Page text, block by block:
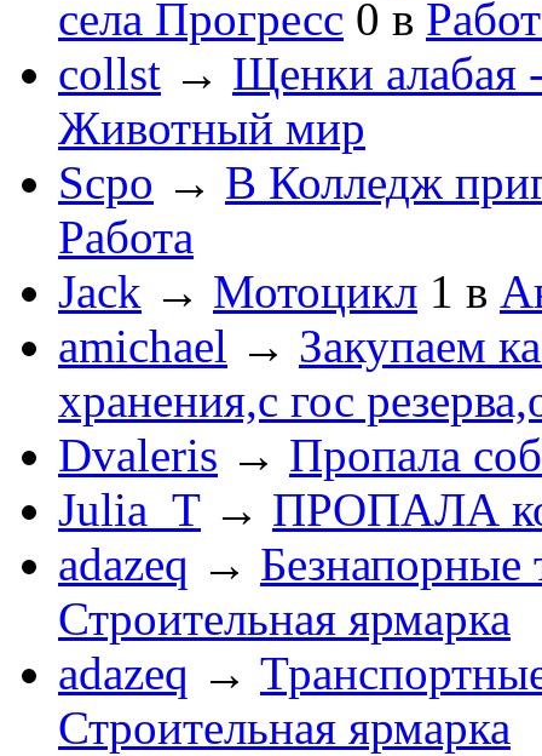
села Прогресс 0 в
collst → Щенки алабая
Животный мир
Scpo → В Колледж
Работа
Jack → Мотоцикл 1 в
amichael → Закупаем
хранения,с гос
Dvaleris → Пропала
Julia_T → ПРОПАЛА
adazeq → Безнапорные
Строительная ярмарка
adazeq →
Строительная ярмарка